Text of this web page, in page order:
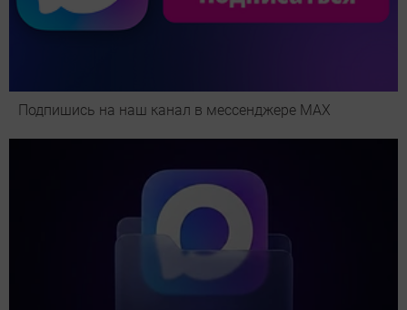
Подпишись на наш канал в мессенджере МАХ